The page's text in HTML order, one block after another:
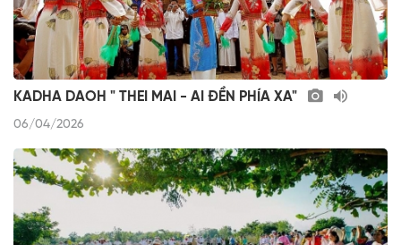
KADHA DAOH " THEI MAI - AI ĐỀN PHÍA XA"
06/04/2026